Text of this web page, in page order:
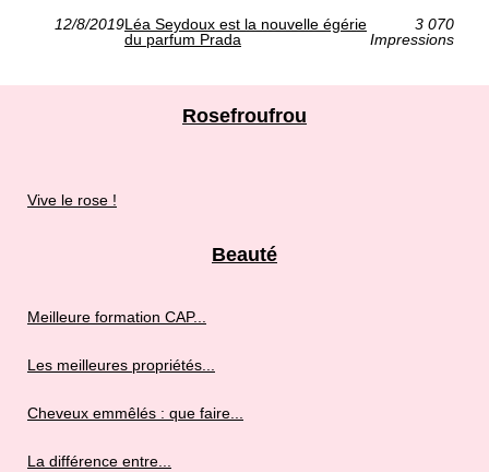
12/8/2019Léa Seydoux est la nouvelle égérie
du parfum Prada
3 070
Impressions
Rosefroufrou
Vive le rose !
Beauté
Meilleure formation CAP...
Les meilleures propriétés...
Cheveux emmêlés : que faire...
La différence entre...